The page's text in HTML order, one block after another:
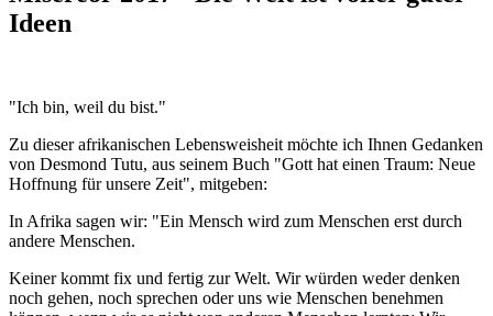
Ideen
"Ich bin, weil du bist."
Zu dieser afrikanischen Lebensweisheit möchte ich Ihnen Gedanken
von Desmond Tutu, aus seinem Buch "Gott hat einen Traum: Neue
Hoffnung für unsere Zeit", mitgeben:
In Afrika sagen wir: "Ein Mensch wird zum Menschen erst durch
andere Menschen.
Keiner kommt fix und fertig zur Welt. Wir würden weder denken
noch gehen, noch sprechen oder uns wie Menschen benehmen